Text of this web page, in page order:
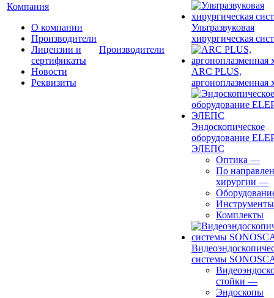
Компания
О компании
Производители
Лицензии и
сертификаты
Новости
Реквизиты
Производители
Ультразвуковая
хирургическая
ARC PLUS,
аргоноплазменная
Эндоскопическое
оборудование
ЭЛЕПС
Оптика —
По
хирургии —
Инструменты
Комплекты
системы
стойки —
Эндоскопы